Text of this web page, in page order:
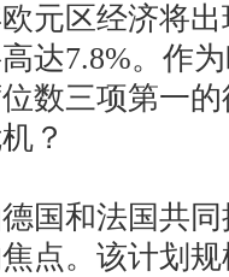
元区经济将出
达7.8%。作
数三项第一
？
和法国共同
点。该计划